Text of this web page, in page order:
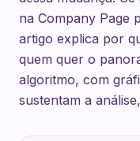
na Company Page
artigo explica por
quem quer o
algoritmo, com
sustentam a